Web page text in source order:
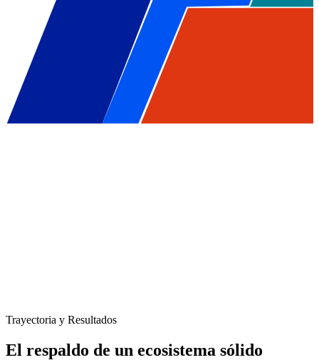
Trayectoria y Resultados
El respaldo de un ecosistema sólido